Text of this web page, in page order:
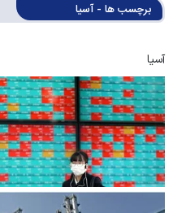
برچسب ها - آسیا
آسیا